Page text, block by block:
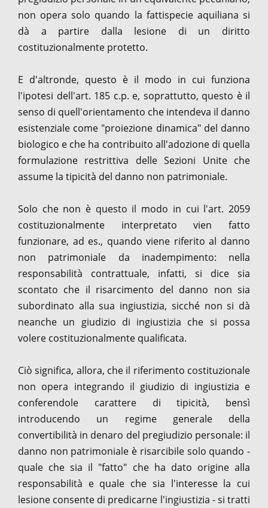
non opera solo quando la fattispecie aquiliana si
dà a partire dalla lesione di un diritto
costituzionalmente protetto.
E d'altronde, questo è il modo in cui funziona
l'ipotesi dell'art. 185 c.p. e, soprattutto, questo è il
senso di quell'orientamento che intendeva il danno
esistenziale come "proiezione dinamica" del danno
biologico e che ha contribuito all'adozione di quella
formulazione restrittiva delle Sezioni Unite che
assume la tipicità del danno non patrimoniale.
Solo che non è questo il modo in cui l'art. 2059
costituzionalmente interpretato vien fatto
funzionare, ad es., quando viene riferito al danno
non patrimoniale da inadempimento: nella
responsabilità contrattuale, infatti, si dice sia
scontato che il risarcimento del danno non sia
subordinato alla sua ingiustizia, sicché non si dà
neanche un giudizio di ingiustizia che si possa
volere costituzionalmente qualificata.
Ciò significa, allora, che il riferimento costituzionale
non opera integrando il giudizio di ingiustizia e
conferendole carattere di tipicità, bensì
introducendo un regime generale della
convertibilità in denaro del pregiudizio personale: il
danno non patrimoniale è risarcibile solo quando -
quale che sia il "fatto" che ha dato origine alla
responsabilità e quale che sia l'interesse la cui
lesione consente di predicarne l'ingiustizia - si tratti